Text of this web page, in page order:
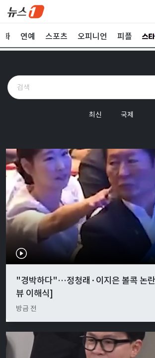
화 연예 스포츠 오피니언 피플
최신 국제
"경박하다"…정청래·이지은 볼콕 논
뷰 이해식]
방금 전